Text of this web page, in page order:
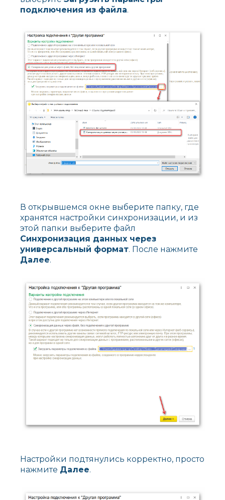
подключения из файла.
В открывшемся окне выберите папку, где
хранятся настройки синхронизации, и из
этой папки выберите файл
Cинхронизация данных через
универсальный формат. После нажмите
Далее.
Настройки подтянулись корректно, просто
нажмите Далее.